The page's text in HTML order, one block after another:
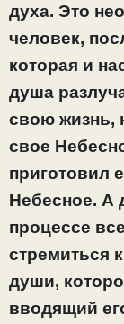
духа. Это
человек,
которая и
душа
свою жизнь,
свое
приготовил
Небесное. А
процессе
стремиться
души,
вводящий